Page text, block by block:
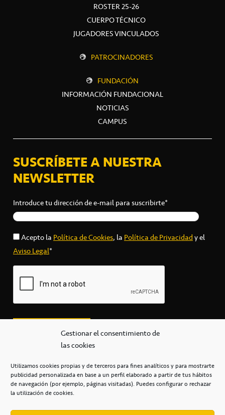
Gestionar el consentimiento de
las cookies
Utilizamos cookies propias y de terceros para fines analíticos y para mostrarte
publicidad personalizada en base a un perfil elaborado a partir de tus hábitos
de navegación (por ejemplo, páginas visitadas). Puedes configurar o rechazar
la utilización de cookies.
ROSTER 25-26
CUERPO TÉCNICO
JUGADORES VINCULADOS
PATROCINADORES
FUNDACIÓN
INFORMACIÓN FUNDACIONAL
NOTICIAS
CAMPUS
SUSCRÍBETE A NUESTRA
NEWSLETTER
Introduce tu dirección de e-mail para suscribirte*
Acepto laPolítica de Cookies, laPolítica de Privacidady el
Aviso Legal*
secretaria@cbcanarias.es
+34 922 253 684